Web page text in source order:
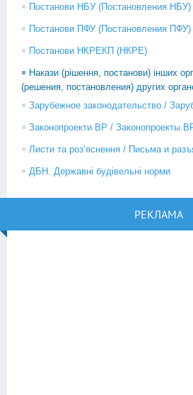
Постанови НБУ (Постановления НБУ)
Постанови ПФУ (Постановления ПФУ)
Постанови НКРЕКП (НКРЕ)
Накази (рішення, постанови) інших
(решения, постановления) других
Зарубежное законодательство /
Законопроекти ВР / Законопроекты
Листи та роз’яснення / Письма и
ДБН. Державні будівельні норми
РЕКЛАМА